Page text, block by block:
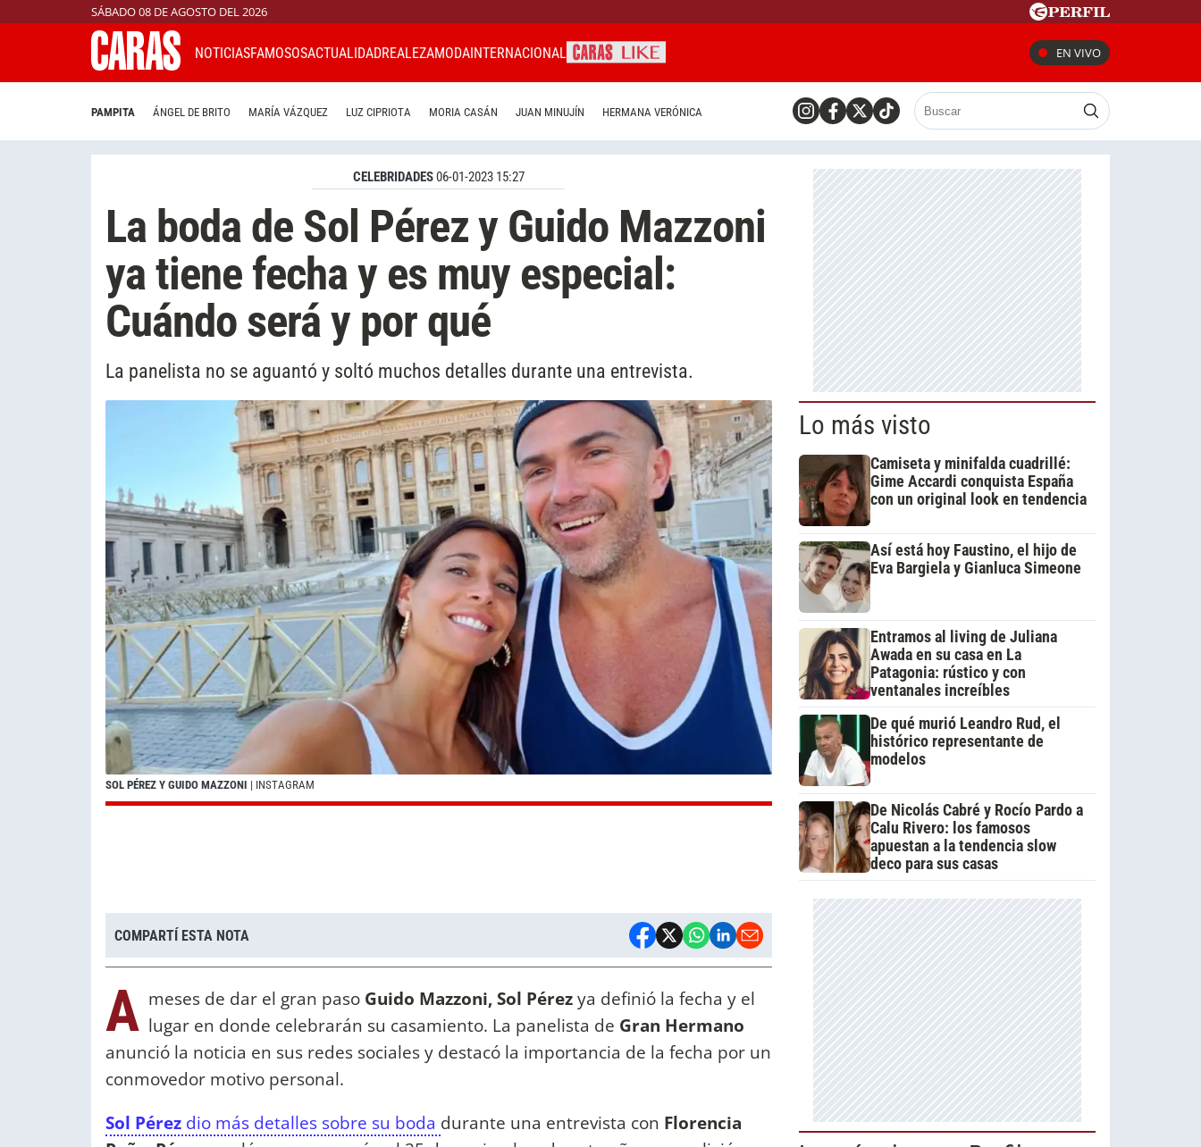
SÁBADO 08 DE AGOSTO DEL 2026
NOTICIASFAMOSOSACTUALIDADREALEZAMODAINTERNACIONAL EN VIVO
PAMPITA ÁNGEL DE BRITO MARÍA VÁZQUEZ LUZ CIPRIOTA MORIA CASÁN JUAN MINUJÍN HERMANA VERÓNICA
CELEBRIDADES06-01-2023 15:27
La boda de Sol Pérez y Guido Mazzoni
ya tiene fecha y es muy especial:
Cuándo será y por qué
La panelista no se aguantó y soltó muchos detalles durante una entrevista.
SOL PÉREZ Y GUIDO MAZZONI | INSTAGRAM
COMPARTÍ ESTA NOTA
A meses de dar el gran paso Guido Mazzoni, Sol Pérezya definió la fecha y el
lugar en donde celebrarán su casamiento. La panelista de Gran Hermano
anunció la noticia en sus redes sociales y destacó la importancia de la fecha por un
conmovedor motivo personal.
Sol Pérez dio más detalles sobre su boda durante una entrevista con Florencia
Lo más visto
Camiseta y minifalda cuadrillé:
Gime Accardi conquista España
con un original look en tendencia
Así está hoy Faustino, el hijo de
Eva Bargiela y Gianluca Simeone
Entramos al living de Juliana
Awada en su casa en La
Patagonia: rústico y con
ventanales increíbles
De qué murió Leandro Rud, el
histórico representante de
modelos
De Nicolás Cabré y Rocío Pardo a
Calu Rivero: los famosos
apuestan a la tendencia slow
deco para sus casas